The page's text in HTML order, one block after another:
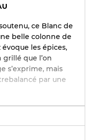
ce Blanc de
belle colonne de
les épices,
que l’on
s’exprime, mais
par une